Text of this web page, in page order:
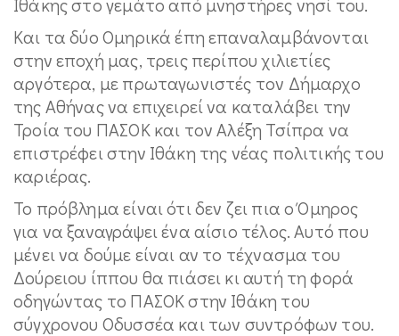
Και τα δύο Ομηρικά έπη επαναλαμβάνονται
στην εποχή μας, τρεις περίπου χιλιετίες
αργότερα, με πρωταγωνιστές τον Δήμαρχο
της Αθήνας να επιχειρεί να καταλάβει την
Τροία του ΠΑΣΟΚ και τον Αλέξη Τσίπρα να
επιστρέφει στην Ιθάκη της νέας πολιτικής του
καριέρας.
Το πρόβλημα είναι ότι δεν ζει πια ο Όμηρος
για να ξαναγράψει ένα αίσιο τέλος. Αυτό που
μένει να δούμε είναι αν το τέχνασμα του
Δούρειου ίππου θα πιάσει κι αυτή τη φορά
οδηγώντας το ΠΑΣΟΚ στην Ιθάκη του
σύγχρονου Οδυσσέα και των συντρόφων του.